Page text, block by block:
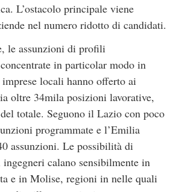
L’ostacolo principale viene
nel numero ridotto di candidati.
le assunzioni di profili
in particolar modo in
locali hanno offerto ai
oltre 34mila posizioni lavorative,
totale. Seguono il Lazio con poco
programmate e l’Emilia
assunzioni. Le possibilità di
calano sensibilmente in
e in Molise, regioni in nelle quali